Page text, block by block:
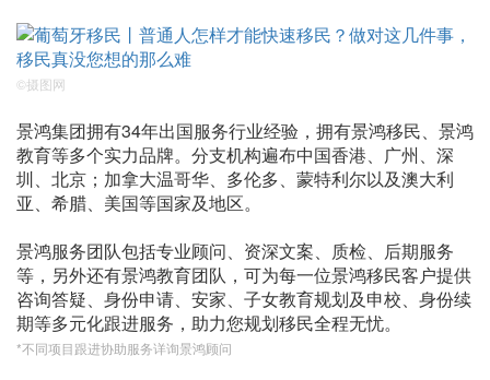
©摄图网
景鸿集团拥有34年出国服务行业经验，拥有景鸿移民、景鸿
教育等多个实力品牌。分支机构遍布中国香港、广州、深
圳、北京；加拿大温哥华、多伦多、蒙特利尔以及澳大利
亚、希腊、美国等国家及地区。
景鸿服务团队包括专业顾问、资深文案、质检、后期服务
等，另外还有景鸿教育团队，可为每一位景鸿移民客户提供
咨询答疑、身份申请、安家、子女教育规划及申校、身份续
期等多元化跟进服务，助力您规划移民全程无忧。
*不同项目跟进协助服务详询景鸿顾问